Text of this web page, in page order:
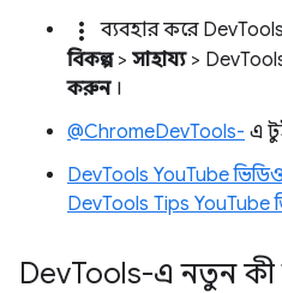
more_vert ব্যবহার করে
বিকল্প> সাহায্য>
করুন।
@ChromeDevTools- এ
DevTools YouTube
DevTools Tips YouTube
DevTools-এ নতুন